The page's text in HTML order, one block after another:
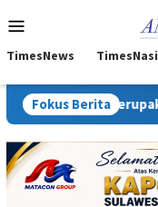
ke
Mobile
TimesNews
Fokus Berita
Ranah APH dan